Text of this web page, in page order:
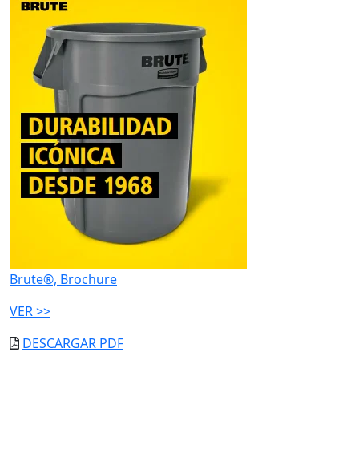
Brute®, Brochure
VER >>
DESCARGAR PDF